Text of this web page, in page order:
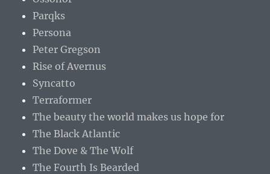
Parqks
Persona
Peter Gregson
Rise of Avernus
Syncatto
Terraformer
The beauty the world makes us hope for
The Black Atlantic
The Dove & The Wolf
The Fourth Is Bearded